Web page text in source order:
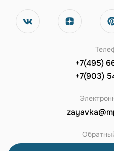
+7(495)
+7(903)